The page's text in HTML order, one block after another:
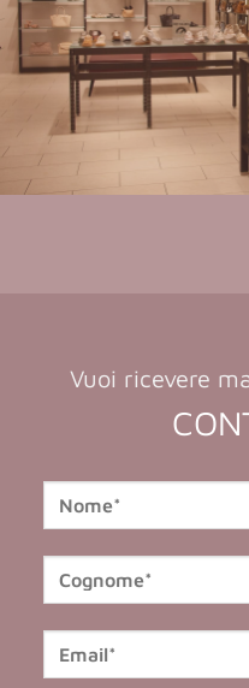
Vuoi ricevere